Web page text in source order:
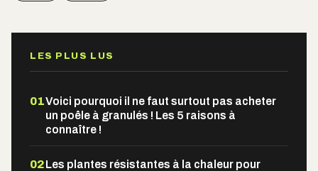
LES PLUS LUS
01Voici pourquoi il ne faut surtout pas acheter
un poêle à granulés ! Les 5 raisons à
connaître !
02Les plantes résistantes à la chaleur pour